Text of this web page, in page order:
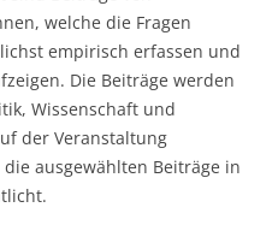
welche die Fragen
empirisch erfassen und
Die Beiträge werden
Wissenschaft und
der Veranstaltung
ausgewählten Beiträge in